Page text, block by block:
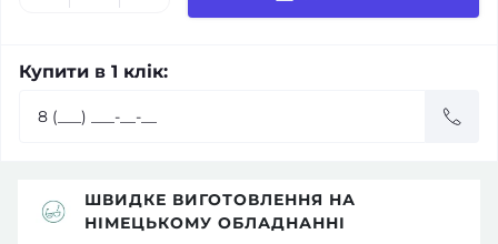
Купити в 1 клік:
ШВИДКЕ ВИГОТОВЛЕННЯ НА
НІМЕЦЬКОМУ ОБЛАДНАННІ